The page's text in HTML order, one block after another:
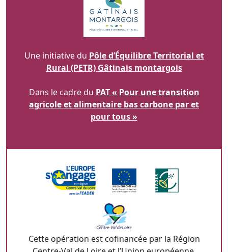
Une initiative du Pôle d’Équilibre Territorial et
Rural (PETR) Gâtinais montargois
Dans le cadre du PAT « Pour une transition
agricole et alimentaire bas carbone par et
pour tous »
Cette opération est cofinancée par la Région